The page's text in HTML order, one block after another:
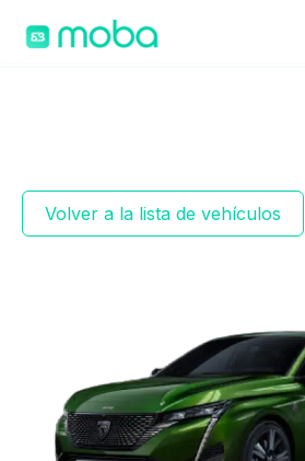
Volver a la lista de vehículos